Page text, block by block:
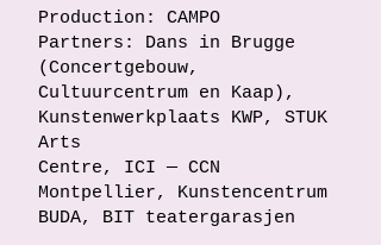
Production: CAMPO
Partners: Dans in Brugge
(Concertgebouw,
Cultuurcentrum en Kaap),
Kunstenwerkplaats KWP, STUK
Arts
Centre, ICI — CCN
Montpellier, Kunstencentrum
BUDA, BIT teatergarasjen